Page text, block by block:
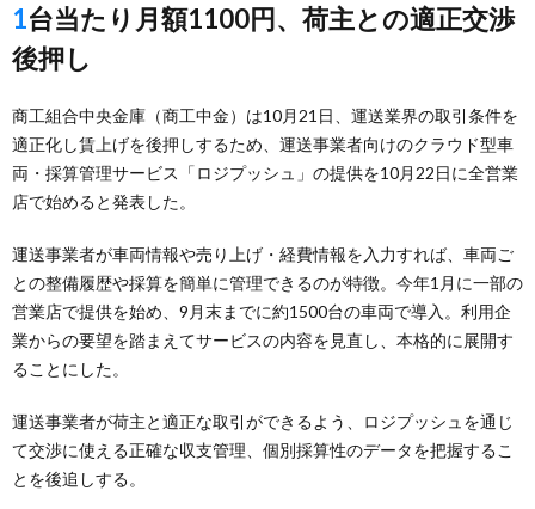
1台当たり月額1100円、荷主との適正交渉
後押し
商工組合中央金庫（商工中金）は10月21日、運送業界の取引条件を
適正化し賃上げを後押しするため、運送事業者向けのクラウド型車
両・採算管理サービス「ロジプッシュ」の提供を10月22日に全営業
店で始めると発表した。
運送事業者が車両情報や売り上げ・経費情報を入力すれば、車両ご
との整備履歴や採算を簡単に管理できるのが特徴。今年1月に一部の
営業店で提供を始め、9月末までに約1500台の車両で導入。利用企
業からの要望を踏まえてサービスの内容を見直し、本格的に展開す
ることにした。
運送事業者が荷主と適正な取引ができるよう、ロジプッシュを通じ
て交渉に使える正確な収支管理、個別採算性のデータを把握するこ
とを後追しする。